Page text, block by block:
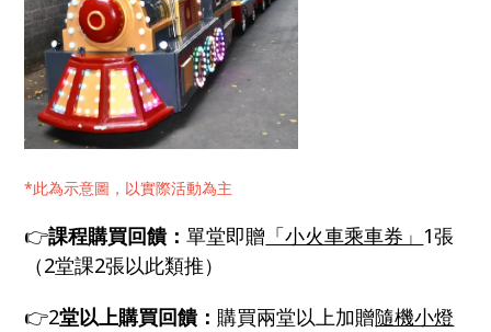
*此為示意圖，以實際活動為主
👉課程購買回饋：單堂即贈 「小火車乘車券」 1張
（2堂課2張以此類推）
👉2堂以上購買回饋： 購買兩堂以上加贈隨機小燈